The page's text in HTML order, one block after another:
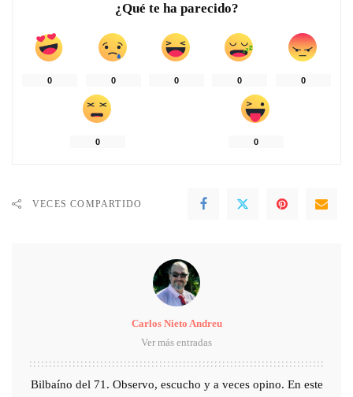
¿Qué te ha parecido?
0 0 0 0 0
0 0
VECES COMPARTIDO
Carlos Nieto Andreu
Ver más entradas
Bilbaíno del 71. Observo, escucho y a veces opino. En este